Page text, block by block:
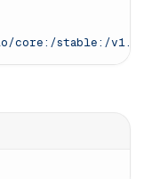
core:/stable:/